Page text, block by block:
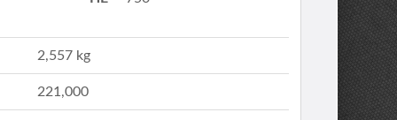
2,557 kg
221,000